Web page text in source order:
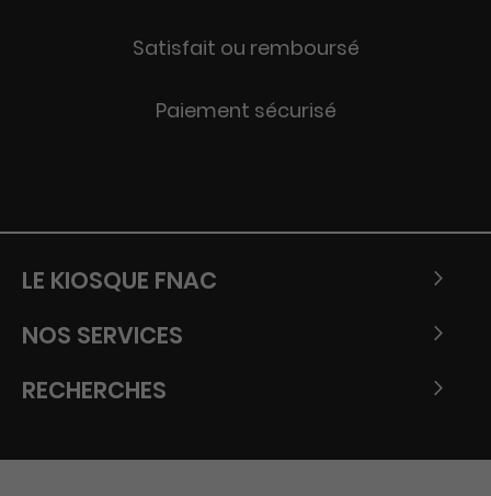
Satisfait ou remboursé
Paiement sécurisé
LE KIOSQUE FNAC
NOS SERVICES
RECHERCHES